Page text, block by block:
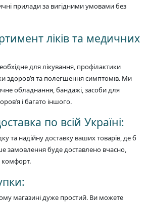
прилади за вигідними умовами без
ліків та медичних
для лікування, профілактики
здоров’я та полегшення симптомів. Ми
обладнання, бандажі, засоби для
і багато іншого.
по всій Україні:
та надійну доставку ваших товарів, де б
замовлення буде доставлено вчасно,
комфорт.
магазині дуже простий. Ви можете